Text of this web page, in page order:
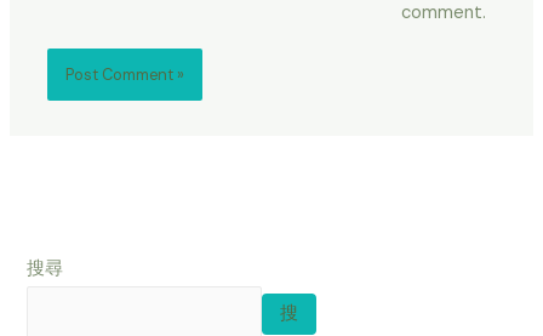
comment.
搜尋
搜